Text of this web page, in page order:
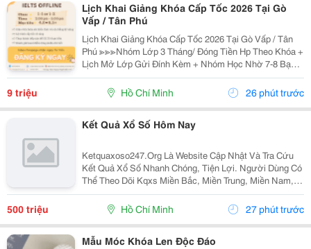
Lịch Khai Giảng Khóa Cấp Tốc 2026 Tại Gò
Vấp / Tân Phú
Lịch Khai Giảng Khóa Cấp Tốc 2026 Tại Gò Vấp / Tân
Phú ≫≫≫Nhóm Lớp 3 Tháng/ Đóng Tiền Hp Theo Khóa +
Lịch Mở Lớp Gửi Đính Kèm + Nhóm Học Nhờ 7-8 Bạn/
Lớp + Giáo Trình Ielts Có Band Điểm Lộ Trình, Sách
Nước Ngoài Bám Sát + Chia Đều 4 Kỹ...
9 triệu Hồ Chí Minh 26 phút trước
Kết Quả Xổ Số Hôm Nay
Ketquaxoso247.Org Là Website Cập Nhật Và Tra Cứu
Kết Quả Xổ Số Nhanh Chóng, Tiện Lợi. Người Dùng Có
Thể Theo Dõi Kqxs Miền Bắc, Miền Trung, Miền Nam,
Vietlott Trực Tiếp Theo Từng Ngày Với Thông Tin Chi
Tiết, Dễ Dàng Tìm Kiếm Và Tra Cứu Trên Nhiều...
500 triệu Hồ Chí Minh 27 phút trước
Mẫu Móc Khóa Len Độc Đáo